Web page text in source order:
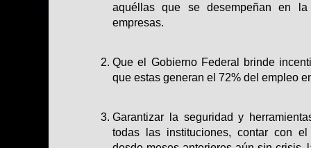
aquéllas que se desempeñan en
empresas.
Que el Gobierno Federal brinde
que estas generan el 72% del empleo
Garantizar la seguridad y
todas las instituciones, contar con